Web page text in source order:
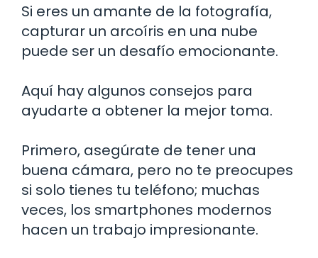
Si eres un amante de la fotografía,
capturar un arcoíris en una nube
puede ser un desafío emocionante.
Aquí hay algunos consejos para
ayudarte a obtener la mejor toma.
Primero, asegúrate de tener una
buena cámara, pero no te preocupes
si solo tienes tu teléfono; muchas
veces, los smartphones modernos
hacen un trabajo impresionante.